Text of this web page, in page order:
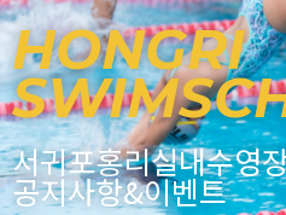
HONGRI
서귀포홍리실내수영
공지사항&이벤트